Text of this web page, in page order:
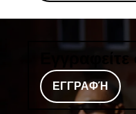
ΕΓΓΡΑΦΉ